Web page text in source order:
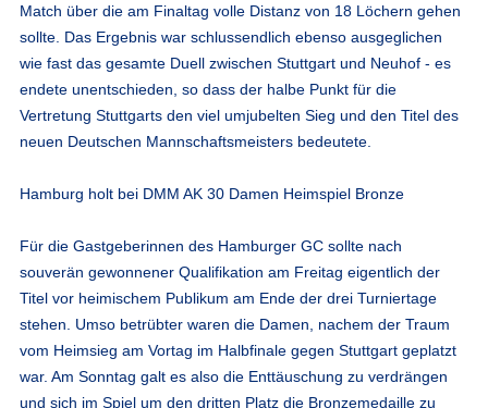
Match über die am Finaltag volle Distanz von 18 Löchern gehen
sollte. Das Ergebnis war schlussendlich ebenso ausgeglichen
wie fast das gesamte Duell zwischen Stuttgart und Neuhof - es
endete unentschieden, so dass der halbe Punkt für die
Vertretung Stuttgarts den viel umjubelten Sieg und den Titel des
neuen Deutschen Mannschaftsmeisters bedeutete.
Hamburg holt bei DMM AK 30 Damen Heimspiel Bronze
Für die Gastgeberinnen des Hamburger GC sollte nach
souverän gewonnener Qualifikation am Freitag eigentlich der
Titel vor heimischem Publikum am Ende der drei Turniertage
stehen. Umso betrübter waren die Damen, nachem der Traum
vom Heimsieg am Vortag im Halbfinale gegen Stuttgart geplatzt
war. Am Sonntag galt es also die Enttäuschung zu verdrängen
und sich im Spiel um den dritten Platz die Bronzemedaille zu